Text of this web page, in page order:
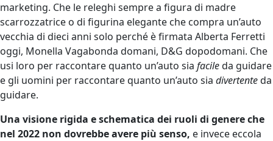
marketing. Che le releghi sempre a figura di madre
scarrozzatrice o di figurina elegante che compra un’auto
vecchia di dieci anni solo perché è firmata Alberta Ferretti
oggi, Monella Vagabonda domani, D&G dopodomani. Che
usi loro per raccontare quanto un’auto sia facileda guidare
e gli uomini per raccontare quanto un’auto sia divertenteda
guidare.
Una visione rigida e schematica dei ruoli di genere che
nel 2022 non dovrebbe avere più senso, e invece eccola